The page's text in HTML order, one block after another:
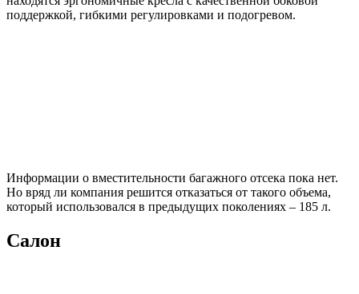
поддержкой, гибкими регулировками и подогревом.
Информации о вместительности багажного отсека пока нет.
Но вряд ли компания решится отказаться от такого объема,
который использовался в предыдущих поколениях – 185 л.
Салон